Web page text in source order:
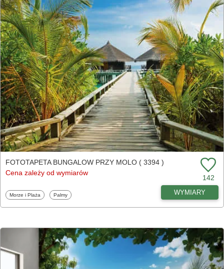
FOTOTAPETA BUNGALOW PRZY MOLO ( 3394 )
Cena zależy od wymiarów
142
Fototapety
Morze i Plaża Fototapety
Palmy WYMIARY